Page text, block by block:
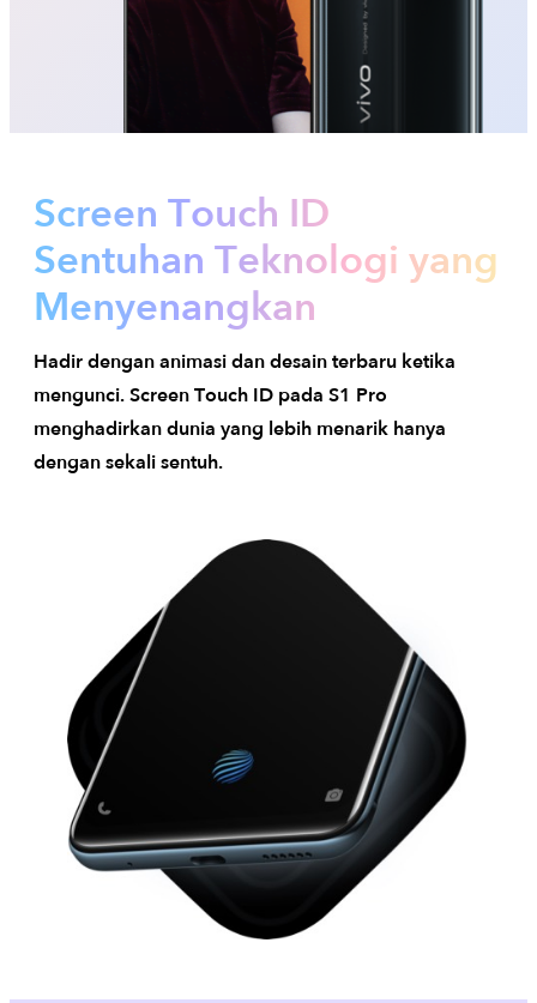
Screen Touch ID
Sentuhan Teknologi yang
Menyenangkan
Hadir dengan animasi dan desain terbaru ketika
mengunci. Screen Touch ID pada S1 Pro
menghadirkan dunia yang lebih menarik hanya
dengan sekali sentuh.